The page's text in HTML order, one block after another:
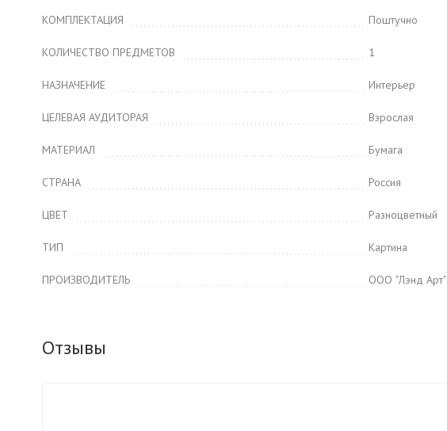
КОМПЛЕКТАЦИЯ Поштучно
КОЛИЧЕСТВО ПРЕДМЕТОВ 1
НАЗНАЧЕНИЕ Интерьер
ЦЕЛЕВАЯ АУДИТОРАЯ Взрослая
МАТЕРИАЛ Бумага
СТРАНА Россия
ЦВЕТ Разноцветный
ТИП Картина
ПРОИЗВОДИТЕЛЬ ООО "Лэнд Арт"
Отзывы